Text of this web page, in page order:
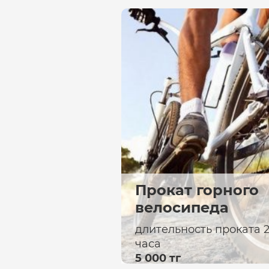
Прокат горного
велосипеда
длительность проката 2
часа
5 000 тг